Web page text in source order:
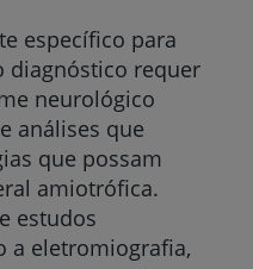
específico para
diagnóstico requer
neurológico
análises que
que possam
amiotrófica.
estudos
a eletromiografia,